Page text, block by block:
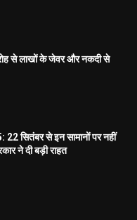
से लाखों के जेवर और नकदी से
सितंबर से इन सामानों पर नहीं
ने दी बड़ी राहत